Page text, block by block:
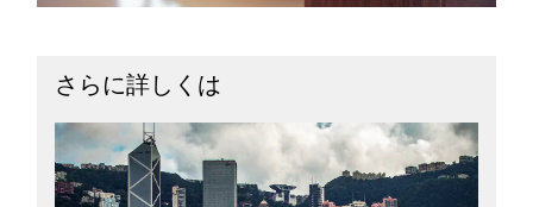
さらに詳しくは